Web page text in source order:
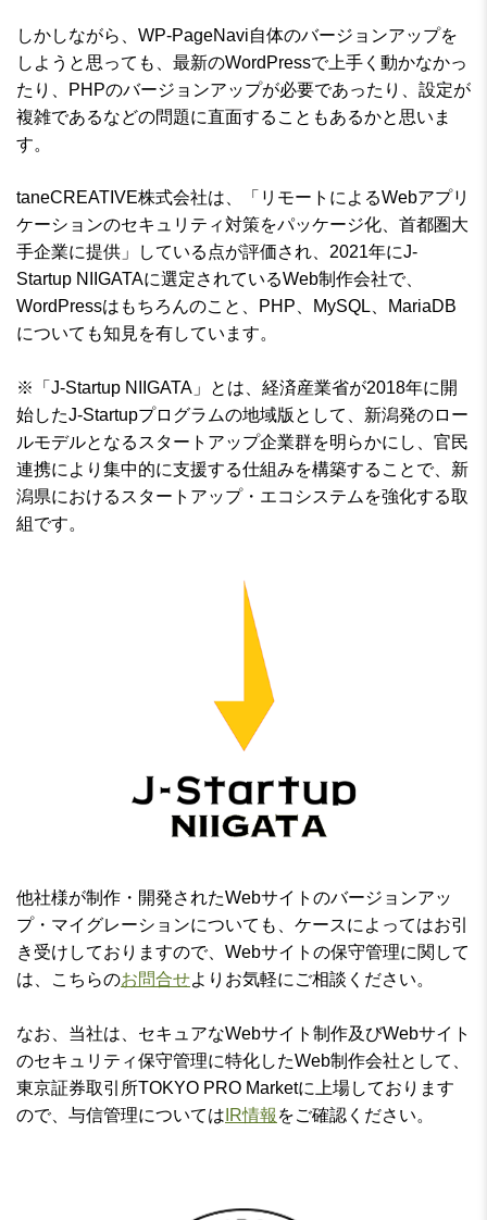
しかしながら、WP-PageNavi自体のバージョンアップを
しようと思っても、最新のWordPressで上手く動かなかっ
たり、PHPのバージョンアップが必要であったり、設定が
複雑であるなどの問題に直面することもあるかと思いま
す。
taneCREATIVE株式会社は、「リモートによるWebアプリ
ケーションのセキュリティ対策をパッケージ化、首都圏大
手企業に提供」している点が評価され、2021年にJ-
Startup NIIGATAに選定されているWeb制作会社で、
WordPressはもちろんのこと、PHP、MySQL、MariaDB
についても知見を有しています。
※「J-Startup NIIGATA」とは、経済産業省が2018年に開
始したJ-Startupプログラムの地域版として、新潟発のロー
ルモデルとなるスタートアップ企業群を明らかにし、官民
連携により集中的に支援する仕組みを構築することで、新
潟県におけるスタートアップ・エコシステムを強化する取
組です。
他社様が制作・開発されたWebサイトのバージョンアッ
プ・マイグレーションについても、ケースによってはお引
き受けしておりますので、Webサイトの保守管理に関して
は、こちらのお問合せよりお気軽にご相談ください。
なお、当社は、セキュアなWebサイト制作及びWebサイト
のセキュリティ保守管理に特化したWeb制作会社として、
東京証券取引所TOKYO PRO Marketに上場しております
ので、与信管理については IR情報 をご確認ください。